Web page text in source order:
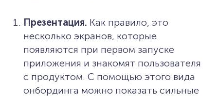
Презентация. Как правило, это
несколько экранов, которые
появляются при первом запуске
приложения и знакомят пользователя
с продуктом. С помощью этого вида
онбординга можно показать сильные